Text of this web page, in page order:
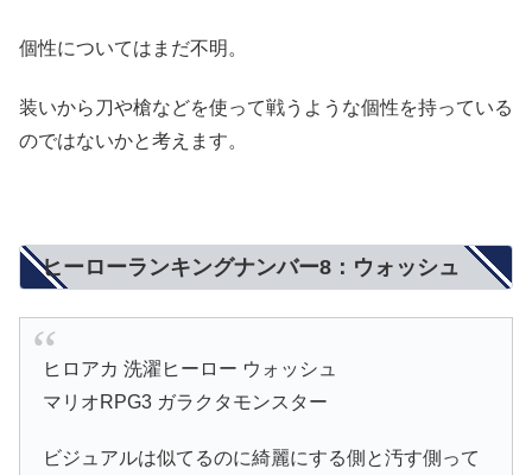
個性についてはまだ不明。
装いから刀や槍などを使って戦うような個性を持っている
のではないかと考えます。
ヒーローランキングナンバー8：ウォッシュ
ヒロアカ 洗濯ヒーロー ウォッシュ
マリオRPG3 ガラクタモンスター
ビジュアルは似てるのに綺麗にする側と汚す側って